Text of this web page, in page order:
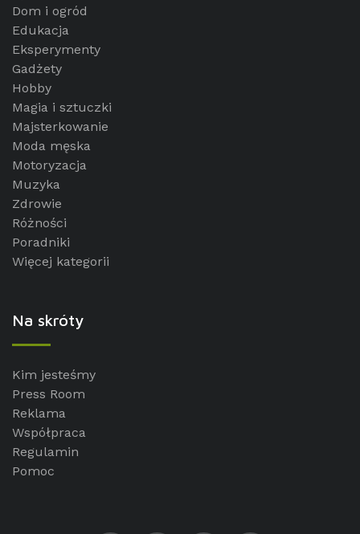
Dom i ogród
Edukacja
Eksperymenty
Gadżety
Hobby
Magia i sztuczki
Majsterkowanie
Moda męska
Motoryzacja
Muzyka
Zdrowie
Różności
Poradniki
Więcej kategorii
Na skróty
Kim jesteśmy
Press Room
Reklama
Współpraca
Regulamin
Pomoc